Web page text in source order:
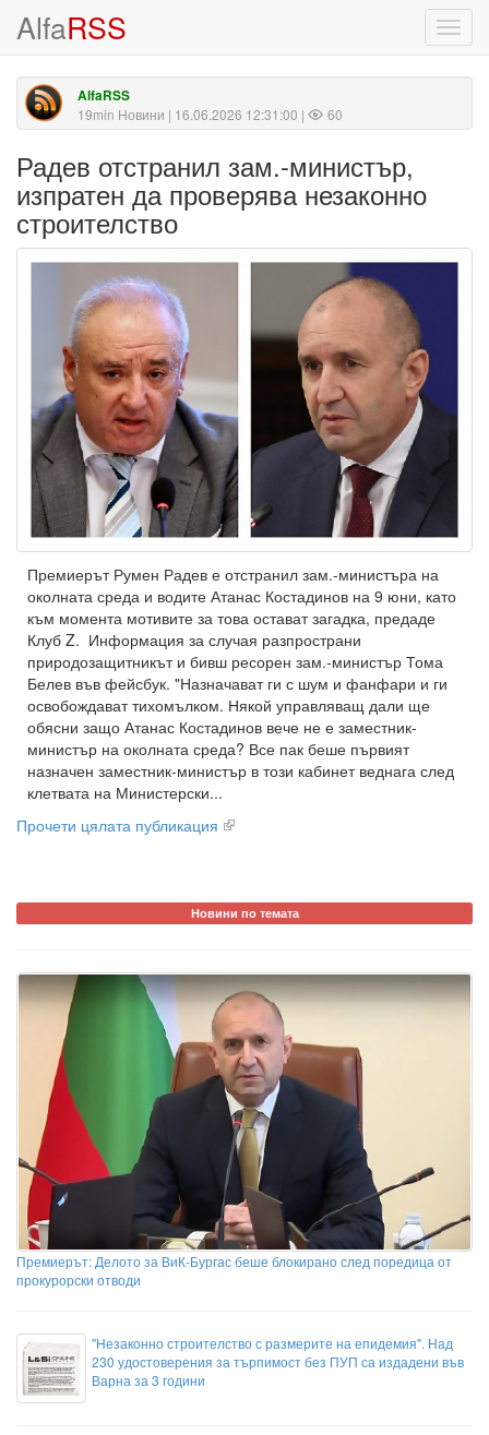
AlfaRSS
AlfaRSS
19min Новини | 16.06.2026 12:31:00 | 60
Радев отстранил зам.-министър,
изпратен да проверява незаконно
строителство
Премиерът Румен Радев е отстранил зам.-министъра на
околната среда и водите Атанас Костадинов на 9 юни, като
към момента мотивите за това остават загадка, предаде
Клуб Z. Информация за случая разпространи
природозащитникът и бивш ресорен зам.-министър Тома
Белев във фейсбук. "Назначават ги с шум и фанфари и ги
освобождават тихомълком. Някой управляващ дали ще
обясни защо Атанас Костадинов вече не е заместник-
министър на околната среда? Все пак беше първият
назначен заместник-министър в този кабинет веднага след
клетвата на Министерски...
Прочети цялата публикация
Новини по темата
Премиерът: Делото за ВиК-Бургас беше блокирано след поредица от
прокурорски отводи
"Незаконно строителство с размерите на епидемия". Над
230 удостоверения за търпимост без ПУП са издадени във
Варна за 3 години